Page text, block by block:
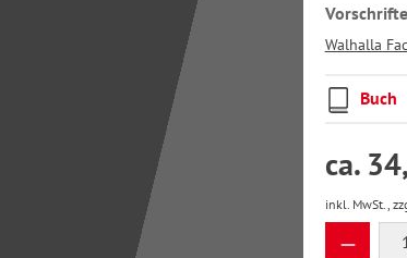
Walhalla
Buch
ca.
inkl. MwSt.,